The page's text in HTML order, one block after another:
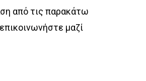
από τις παρακάτω
μαζί